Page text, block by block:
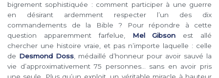
bigrement sophistiquée : comment participer à une guerre
en désirant ardemment respecter l’un des dix
commandements de la Bible ? Pour répondre à cette
question apparemment farfelue, Mel Gibson est allé
chercher une histoire vraie, et pas n’importe laquelle : celle
de Desmond Doss, médaillé d’honneur pour avoir sauvé la
vie d’approximativement 75 personnes… sans en avoir pris